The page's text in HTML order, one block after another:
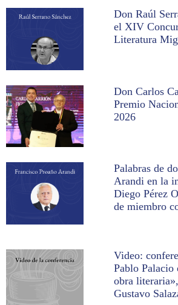
Don Raúl
el XIV
Literatura
Don Carlos
Premio
2026
Palabras de
Arandi en la
Diego Pérez
de miembro
Video:
Pablo Palacio
obra
Gustavo